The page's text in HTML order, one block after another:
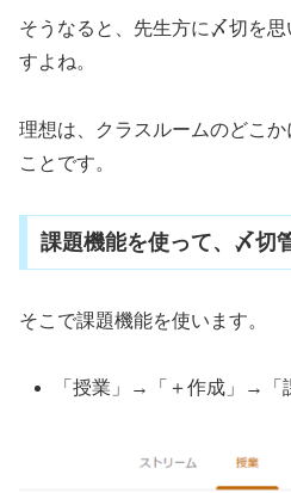
そうなると、先生方に〆切を
すよね。
理想は、クラスルームのどこ
ことです。
課題機能を使って、〆切
そこで課題機能を使います。
「授業」→「＋作成」→「